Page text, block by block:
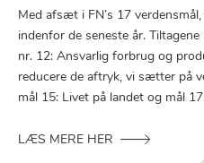
Med afsæt i FN’s 17
indenfor de seneste år.
nr. 12: Ansvarlig forbrug og
reducere de aftryk, vi sætter på
mål 15: Livet på landet og mål
LÆS MERE HER